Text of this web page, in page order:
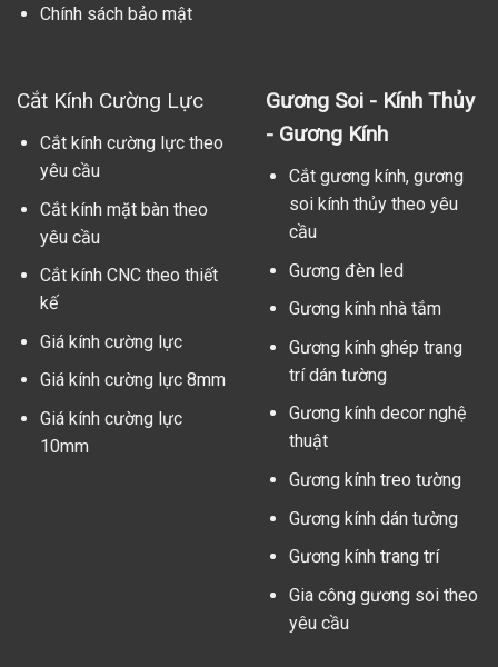
Chính sách bảo mật
Cắt Kính Cường Lực
Cắt kính cường lực theo
yêu cầu
Cắt kính mặt bàn theo
yêu cầu
Cắt kính CNC theo thiết
kế
Giá kính cường lực
Giá kính cường lực 8mm
Giá kính cường lực
10mm
Gương Soi - Kính Thủy
- Gương Kính
Cắt gương kính, gương
soi kính thủy theo yêu
cầu
Gương đèn led
Gương kính nhà tắm
Gương kính ghép trang
trí dán tường
Gương kính decor nghệ
thuật
Gương kính treo tường
Gương kính dán tường
Gương kính trang trí
Gia công gương soi theo
yêu cầu